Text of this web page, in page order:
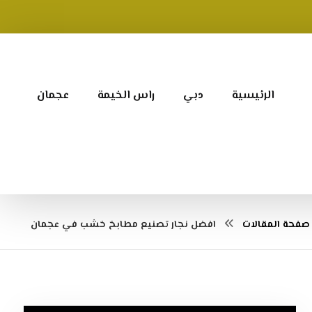
الرئيسية دبي راس الخيمة عجمان
صفحة المقالات افضل نجار تصنيع مطابخ خشب في عجمان